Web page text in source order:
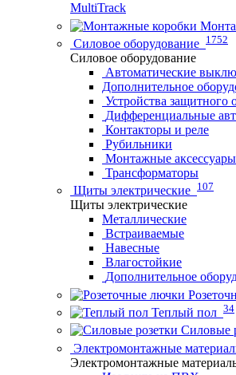
MultiTrack
Силовое оборудование 1752
Силовое оборудование
Автоматические
Дополнительное
Устройства
Дифференциальные
Контакторы и реле
Рубильники
Монтажные аксессуары
Трансформаторы
Щиты электрические 107
Щиты электрические
Металлические
Встраиваемые
Навесные
Влагостойкие
Дополнительное
Теплый пол 34
Силовые
Электромонтажные
Электромонтажные